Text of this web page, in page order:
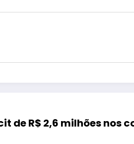
de R$ 2,6 milhões nos